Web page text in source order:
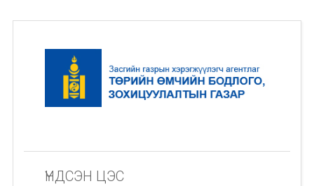
ҮНДСЭН ЦЭС